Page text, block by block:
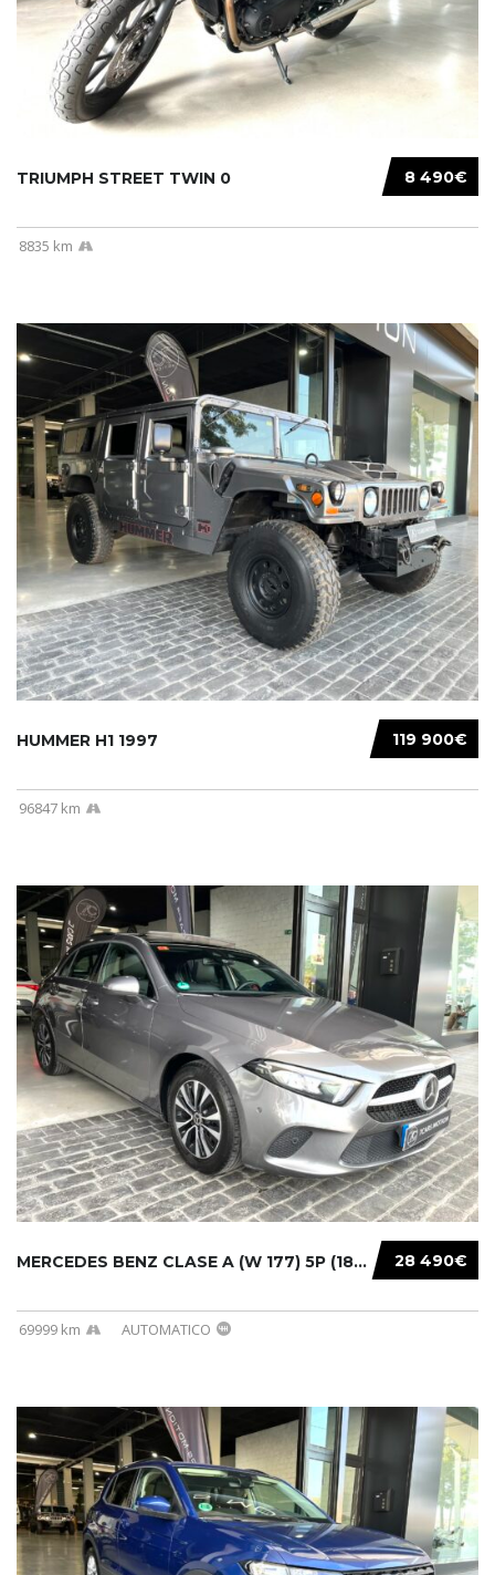
8 490€
TRIUMPH STREET TWIN 0
8835 km
119 900€
HUMMER H1 1997
96847 km
28 490€
MERCEDES BENZ CLASE A (W 177) 5P (18-) 2020....
69999 km AUTOMATICO